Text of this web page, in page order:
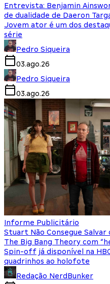
Entrevista: Benjamin
de dualidade de Daeron
Jovem ator é um dos
série
Pedro Siqueira
03.ago.26
Pedro Siqueira
03.ago.26
Informe Publicitário
Stuart Não Consegue
The Big Bang Theory com
Spin-off já disponível na
quadrinhos ao holofote
Redação NerdBunker